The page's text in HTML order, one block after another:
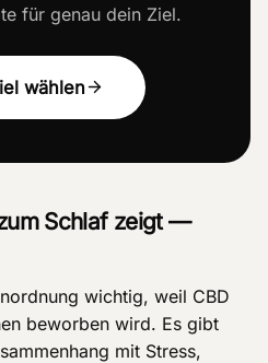
für genau dein Ziel.
wählen
Schlaf zeigt —
wichtig, weil CBD
beworben wird. Es gibt
mit Stress,